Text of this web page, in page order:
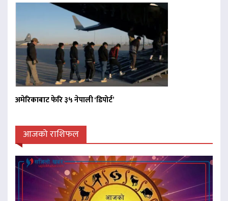
अमेरिकाबाट फेरि ३५ नेपाली ‘डिपोर्ट’
आजको राशिफल